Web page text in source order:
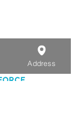
Address